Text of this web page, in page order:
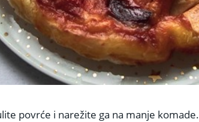
povrće i narežite ga na manje komade.